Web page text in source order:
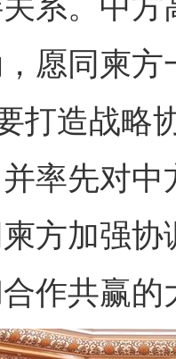
愿同柬
打造战略
率先对
方加强
作共赢的